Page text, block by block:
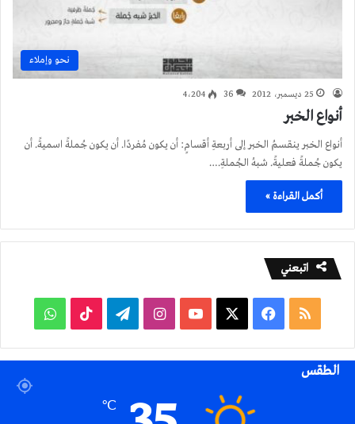
نحو وإملاء
25 ديسمبر، 2012 36 4٬204
أنواع الخبر
أنواع الخبر ينقسمُ الخبر إلى أربعةِ أقسامٍ: أن يكون مُفردًا. أن يكون جُملةً اسميةً. أن
يكون جُملةً فعليةً. شبهُ الجُملةِ.…
أكمل القراءة »
اتبعني
ملخص
الموقع
فيسبوك ‫YouTubeانستقرامتيلقرام ‫TikTokواتساب
الطقس
℃